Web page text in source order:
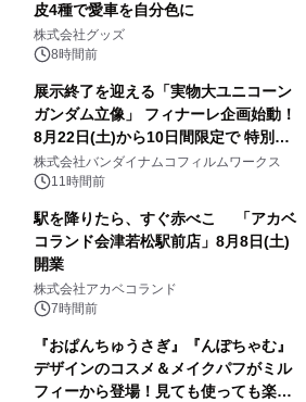
皮4種で愛車を自分色に
株式会社グッズ
8時間前
展示終了を迎える「実物大ユニコーン
ガンダム立像」 フィナーレ企画始動！
8月22日(土)から10日間限定で 特別映
像『UNICORN GUNDAM Statue ―
BEYOND POSSIBILITY ―』を上映！
株式会社バンダイナムコフィルムワークス
11時間前
駅を降りたら、すぐ赤べこ 「アカベ
コランド会津若松駅前店」8月8日(土)
開業
株式会社アカベコランド
7時間前
『おぱんちゅうさぎ』『んぽちゃむ』
デザインのコスメ＆メイクパフがミル
フィーから登場！見ても使っても楽し